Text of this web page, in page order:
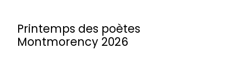
Printemps des poètes
Montmorency 2026